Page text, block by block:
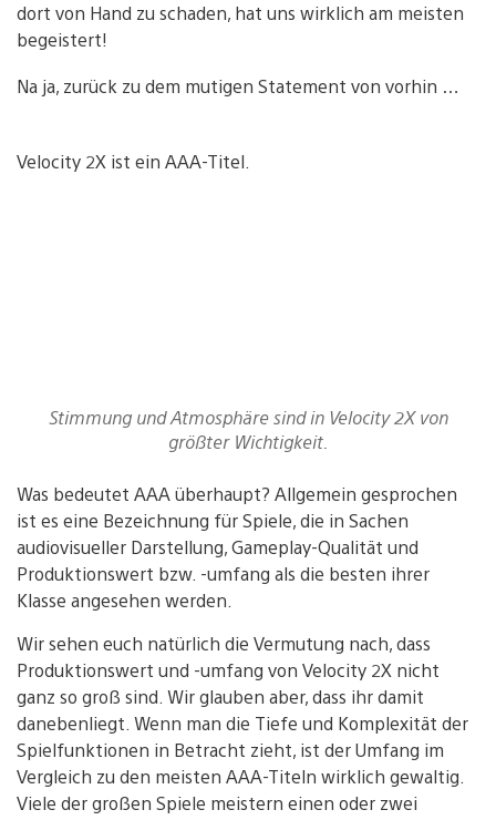
dort von Hand zu schaden, hat uns wirklich am meisten
begeistert!
Na ja, zurück zu dem mutigen Statement von vorhin …
Velocity 2X ist ein AAA-Titel.
Stimmung und Atmosphäre sind in Velocity 2X von
größter Wichtigkeit.
Was bedeutet AAA überhaupt? Allgemein gesprochen
ist es eine Bezeichnung für Spiele, die in Sachen
audiovisueller Darstellung, Gameplay-Qualität und
Produktionswert bzw. -umfang als die besten ihrer
Klasse angesehen werden.
Wir sehen euch natürlich die Vermutung nach, dass
Produktionswert und -umfang von Velocity 2X nicht
ganz so groß sind. Wir glauben aber, dass ihr damit
danebenliegt. Wenn man die Tiefe und Komplexität der
Spielfunktionen in Betracht zieht, ist der Umfang im
Vergleich zu den meisten AAA-Titeln wirklich gewaltig.
Viele der großen Spiele meistern einen oder zwei